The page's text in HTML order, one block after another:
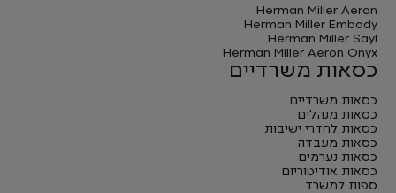
Herman Miller Aeron
Herman Miller Embody
Herman Miller Sayl
Herman Miller Aeron Onyx
כסאות משרדיים
כסאות משרדיים
כסאות מנהלים
כסאות לחדרי ישיבות
כסאות מעבדה
כסאות נערמים
כסאות אודיטוריום
ספות למשרד